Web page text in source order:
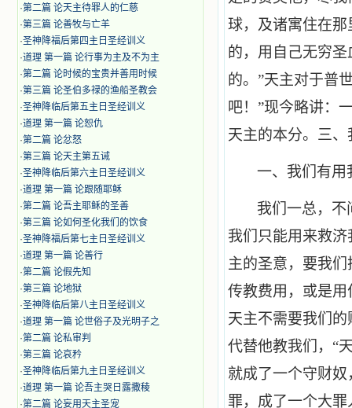
·第二篇 论天主待罪人的仁慈
·第三篇 论善牧与亡羊
·圣神降福后第四主日圣经训义
·道理 第一篇 论行事为主及不为主
·第二篇 论时候的宝贵并善用时候
·第三篇 论圣伯多禄的渔船圣教会
·圣神降临后第五主日圣经训义
·道理 第一篇 论恕仇
·第二篇 论忿怒
·第三篇 论天主第五诫
·圣神降临后第六主日圣经训义
·道理 第一篇 论跟随耶稣
·第二篇 论吾主耶稣的圣善
·第三篇 论如何圣化我们的饮食
·圣神降福后第七主日圣经训义
·道理 第一篇 论善行
·第二篇 论假先知
·第三篇 论地狱
·圣神降临后第八主日圣经训义
·道理 第一篇 论世俗子及光明子之
·第二篇 论私审判
·第三篇 论哀矜
·圣神降临后第九主日圣经训义
·道理 第一篇 论吾主哭日露撒稜
·第二篇 论妄用天主圣宠
球，及诸寓住在
的，用自己无穷
的。”天主对于普
吧！”现今略讲：
天主的本分。三
一、我们有用
我们一总，不
我们只能用来救
主的圣意，要我
传教费用，或是
天主不需要我们
代替他教我们，“
就成了一个守财
罪，成了一个大罪